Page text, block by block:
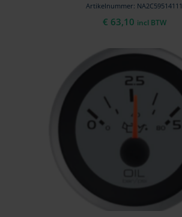
Artikelnummer: NA2C59514111
€ 63,10 incl BTW